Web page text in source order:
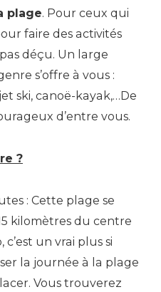
plage. Pour ceux qui
faire des activités
déçu. Un large
s’offre à vous :
ski, canoë-kayak,…De
d’entre vous.
?
: Cette plage se
kilomètres du centre
un vrai plus si
la journée à la plage
Vous trouverez